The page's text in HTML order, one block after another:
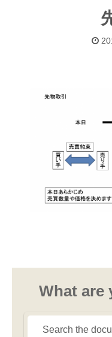
What are